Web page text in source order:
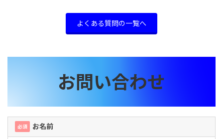
よくある質問の一覧へ
お問い合わせ
必須 お名前